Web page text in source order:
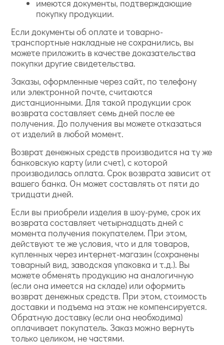
имеются документы, подтверждающие
покупку продукции.
Если документы об оплате и товарно-
транспортные накладные не сохранились, вы
можете приложить в качестве доказательства
покупки другие свидетельства.
Заказы, оформленные через сайт, по телефону
или электронной почте, считаются
дистанционными. Для такой продукции срок
возврата составляет семь дней после ее
получения. До получения вы можете отказаться
от изделий в любой момент.
Возврат денежных средств производится на ту же
банковскую карту (или счет), с которой
производилась оплата. Срок возврата зависит от
вашего банка. Он может составлять от пяти до
тридцати дней.
Если вы приобрели изделия в шоу-руме, срок их
возврата составляет четырнадцать дней с
момента получения покупателем. При этом,
действуют те же условия, что и для товаров,
купленных через интернет-магазин (сохранены
товарный вид, заводская упаковка и т.д.). Вы
можете обменять продукцию на аналогичную
(если она имеется на складе) или оформить
возврат денежных средств. При этом, стоимость
доставки и подъема на этаж не компенсируется.
Обратную доставку (если она необходима)
оплачивает покупатель. Заказ можно вернуть
только целиком, не частями.